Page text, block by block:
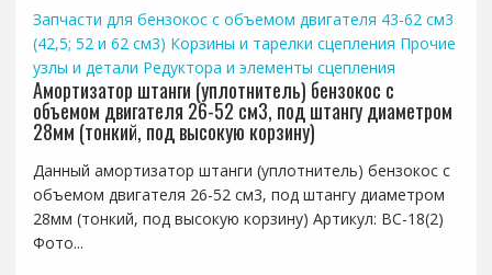
Запчасти для бензокос с объемом двигателя 43-62 см3
(42,5; 52 и 62 см3) Корзины и тарелки сцепления Прочие
узлы и детали Редуктора и элементы сцепления
Амортизатор штанги (уплотнитель) бензокос с
объемом двигателя 26-52 см3, под штангу диаметром
28мм (тонкий, под высокую корзину)
Данный амортизатор штанги (уплотнитель) бензокос с
объемом двигателя 26-52 см3, под штангу диаметром
28мм (тонкий, под высокую корзину) Артикул: BC-18(2)
Фото...